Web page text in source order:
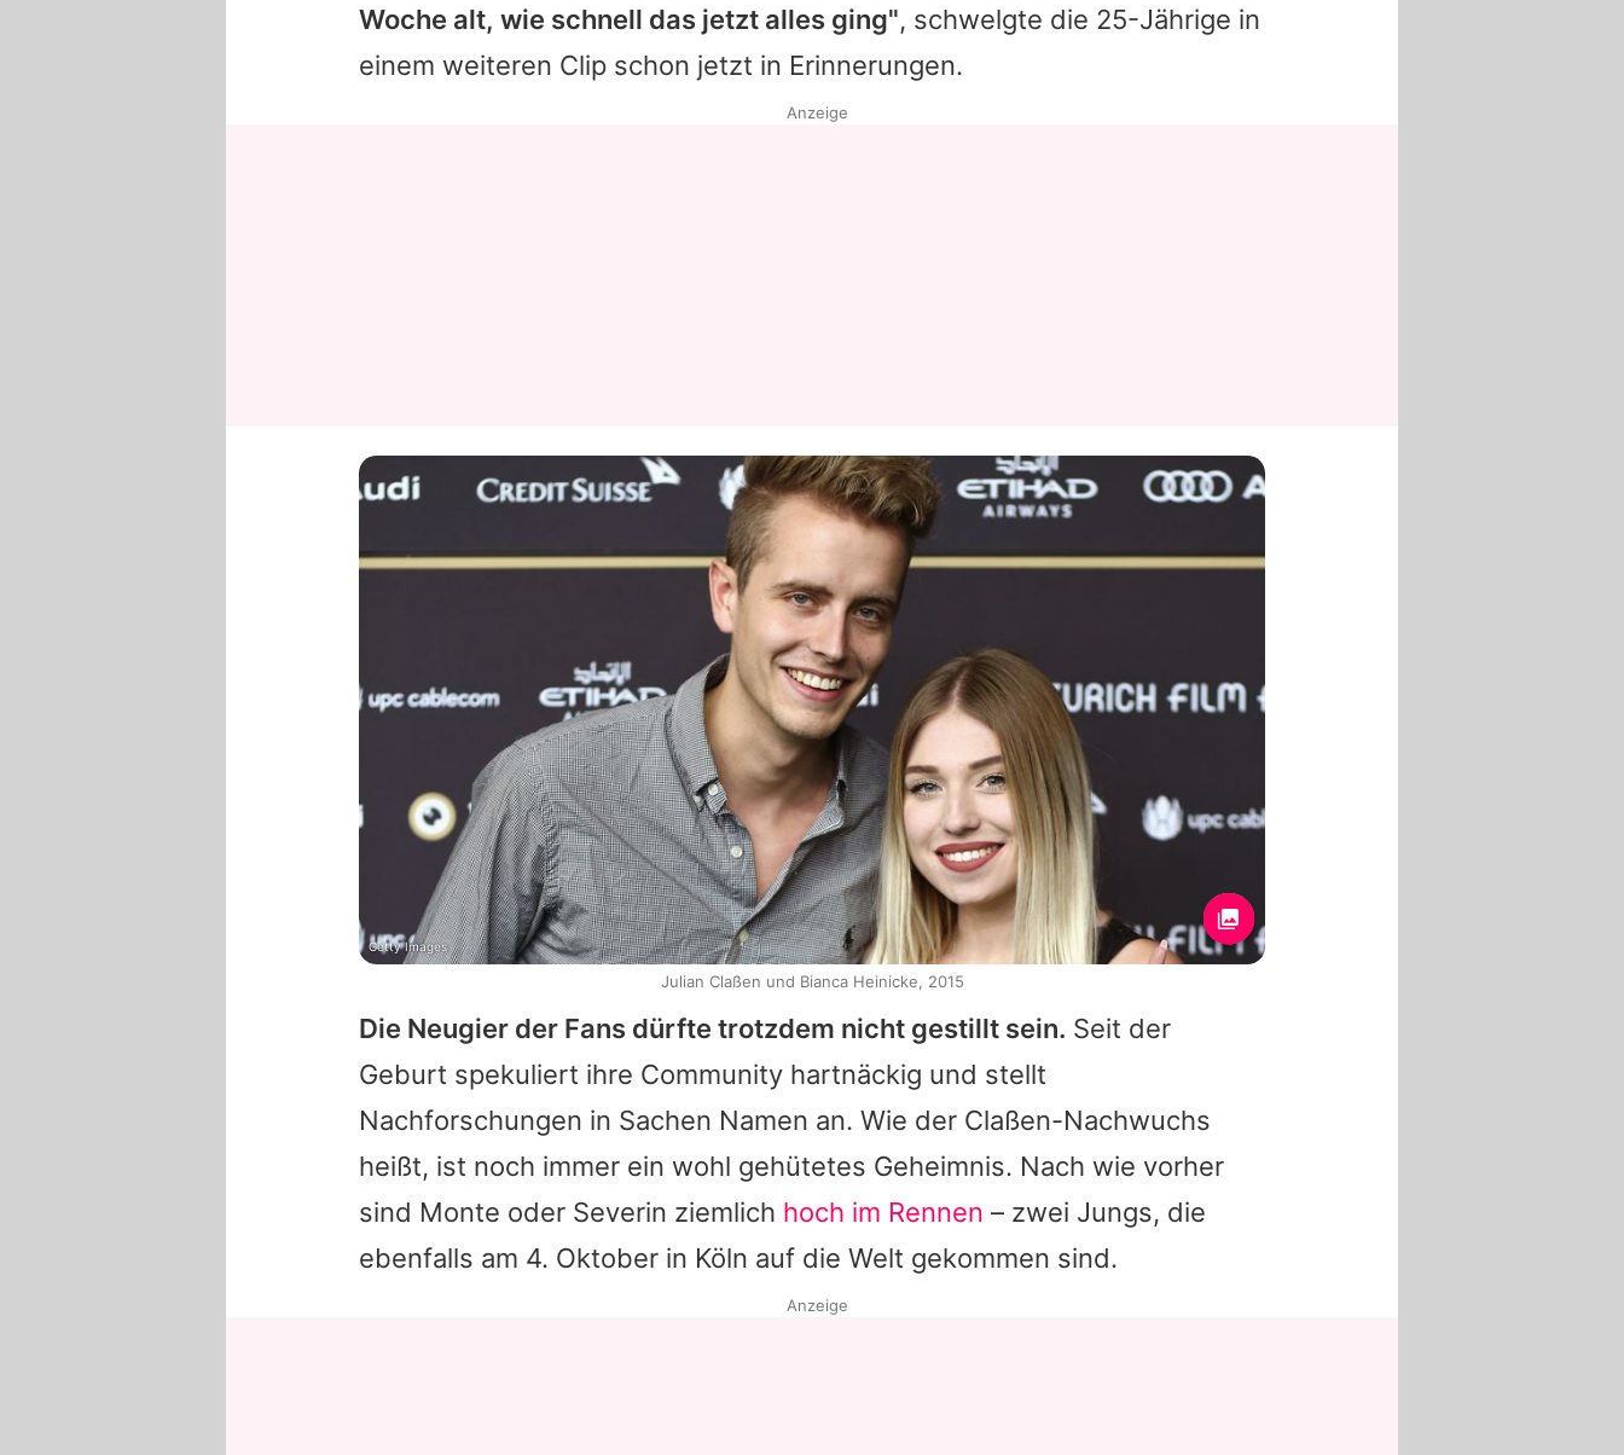
Woche alt, wie schnell das jetzt alles ging", schwelgte die 25-Jährige in
einem weiteren Clip schon jetzt in Erinnerungen.
Die Neugier der Fans dürfte trotzdem nicht gestillt sein. Seit der
Geburt spekuliert ihre Community hartnäckig und stellt
Nachforschungen in Sachen Namen an. Wie der Claßen-Nachwuchs
heißt, ist noch immer ein wohl gehütetes Geheimnis. Nach wie vorher
sind Monte oder Severin ziemlich hoch im Rennen – zwei Jungs, die
ebenfalls am 4. Oktober in Köln auf die Welt gekommen sind.
Anzeige
Getty Images
Julian Claßen und Bianca Heinicke, 2015
Anzeige